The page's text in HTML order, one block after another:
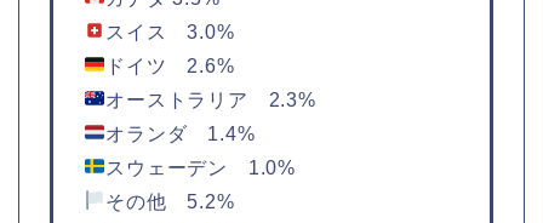
スイス 3.0%
ドイツ 2.6%
オーストラリア 2.3%
オランダ 1.4%
スウェーデン 1.0%
その他 5.2%